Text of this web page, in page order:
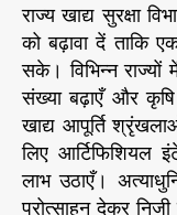
राज्य खाद्य सुरक्षा
को बढ़ावा दें ताकि
सके। विभिन्न राज्यों
संख्या बढ़ाएँ और कृषि
खाद्य आपूर्ति
लिए
लाभ उठाएँ।
प्रोत्साहन देकर